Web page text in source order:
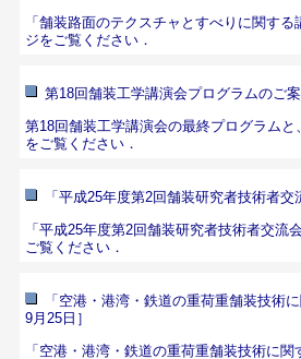
「舗装路面のテクスチャとすべりに関す
ジをご覧ください．
第18回舗装工学講演会プログラムのご
第18回舗装工学講演会の最終プログラムと
をご覧ください．
「平成25年度第2回舗装研究者技術者
「平成25年度第2回舗装研究者技術者交流
ご覧ください．
「空港・港湾・鉄道の重荷重舗装技術
9月25日］
「空港・港湾・鉄道の重荷重舗装技術に